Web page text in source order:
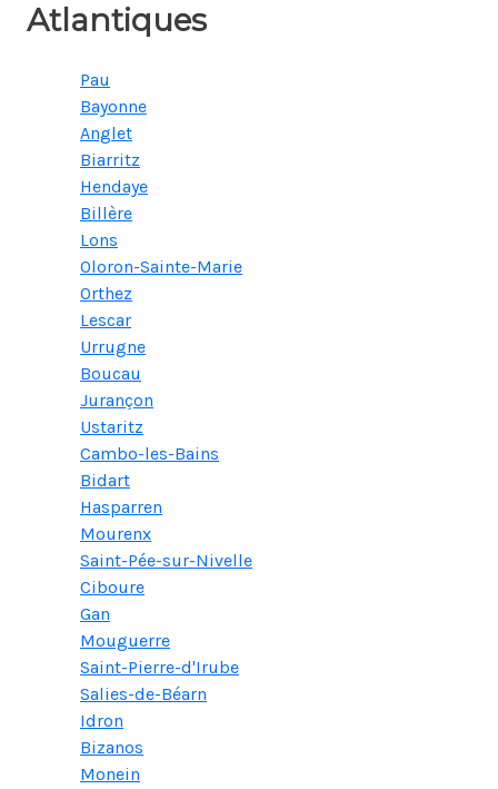
Atlantiques
Pau
Bayonne
Anglet
Biarritz
Hendaye
Billère
Lons
Oloron-Sainte-Marie
Orthez
Lescar
Urrugne
Boucau
Jurançon
Ustaritz
Cambo-les-Bains
Bidart
Hasparren
Mourenx
Saint-Pée-sur-Nivelle
Ciboure
Gan
Mouguerre
Saint-Pierre-d'Irube
Salies-de-Béarn
Idron
Bizanos
Monein